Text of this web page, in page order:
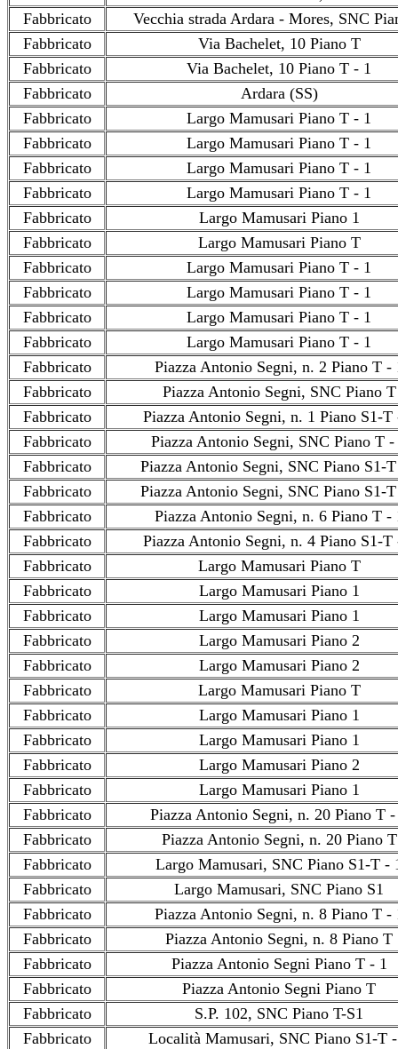
Fabbricato
Vecchia strada Ardara - Mores, SNC
Fabbricato
Via Bachelet, 10 Piano T
Fabbricato
Via Bachelet, 10 Piano T - 1
Fabbricato
Ardara (SS)
Fabbricato
Largo Mamusari Piano T - 1
Fabbricato
Largo Mamusari Piano T - 1
Fabbricato
Largo Mamusari Piano T - 1
Fabbricato
Largo Mamusari Piano T - 1
Fabbricato
Largo Mamusari Piano 1
Fabbricato
Largo Mamusari Piano T
Fabbricato
Largo Mamusari Piano T - 1
Fabbricato
Largo Mamusari Piano T - 1
Fabbricato
Largo Mamusari Piano T - 1
Fabbricato
Largo Mamusari Piano T - 1
Fabbricato
Piazza Antonio Segni, n. 2 Piano T -
Fabbricato
Piazza Antonio Segni, SNC Piano T
Fabbricato
Piazza Antonio Segni, n. 1 Piano S1-T
Fabbricato
Piazza Antonio Segni, SNC Piano T -
Fabbricato
Piazza Antonio Segni, SNC Piano S1-
Fabbricato
Piazza Antonio Segni, SNC Piano S1-
Fabbricato
Piazza Antonio Segni, n. 6 Piano T -
Fabbricato
Piazza Antonio Segni, n. 4 Piano S1-T
Fabbricato
Largo Mamusari Piano T
Fabbricato
Largo Mamusari Piano 1
Fabbricato
Largo Mamusari Piano 1
Fabbricato
Largo Mamusari Piano 2
Fabbricato
Largo Mamusari Piano 2
Fabbricato
Largo Mamusari Piano T
Fabbricato
Largo Mamusari Piano 1
Fabbricato
Largo Mamusari Piano 1
Fabbricato
Largo Mamusari Piano 2
Fabbricato
Largo Mamusari Piano 1
Fabbricato
Piazza Antonio Segni, n. 20 Piano T
Fabbricato
Piazza Antonio Segni, n. 20 Piano T
Fabbricato
Largo Mamusari, SNC Piano S1-T -
Fabbricato
Largo Mamusari, SNC Piano S1
Fabbricato
Piazza Antonio Segni, n. 8 Piano T -
Fabbricato
Piazza Antonio Segni, n. 8 Piano T
Fabbricato
Piazza Antonio Segni Piano T - 1
Fabbricato
Piazza Antonio Segni Piano T
Fabbricato
S.P. 102, SNC Piano T-S1
Fabbricato
Località Mamusari, SNC Piano S1-T